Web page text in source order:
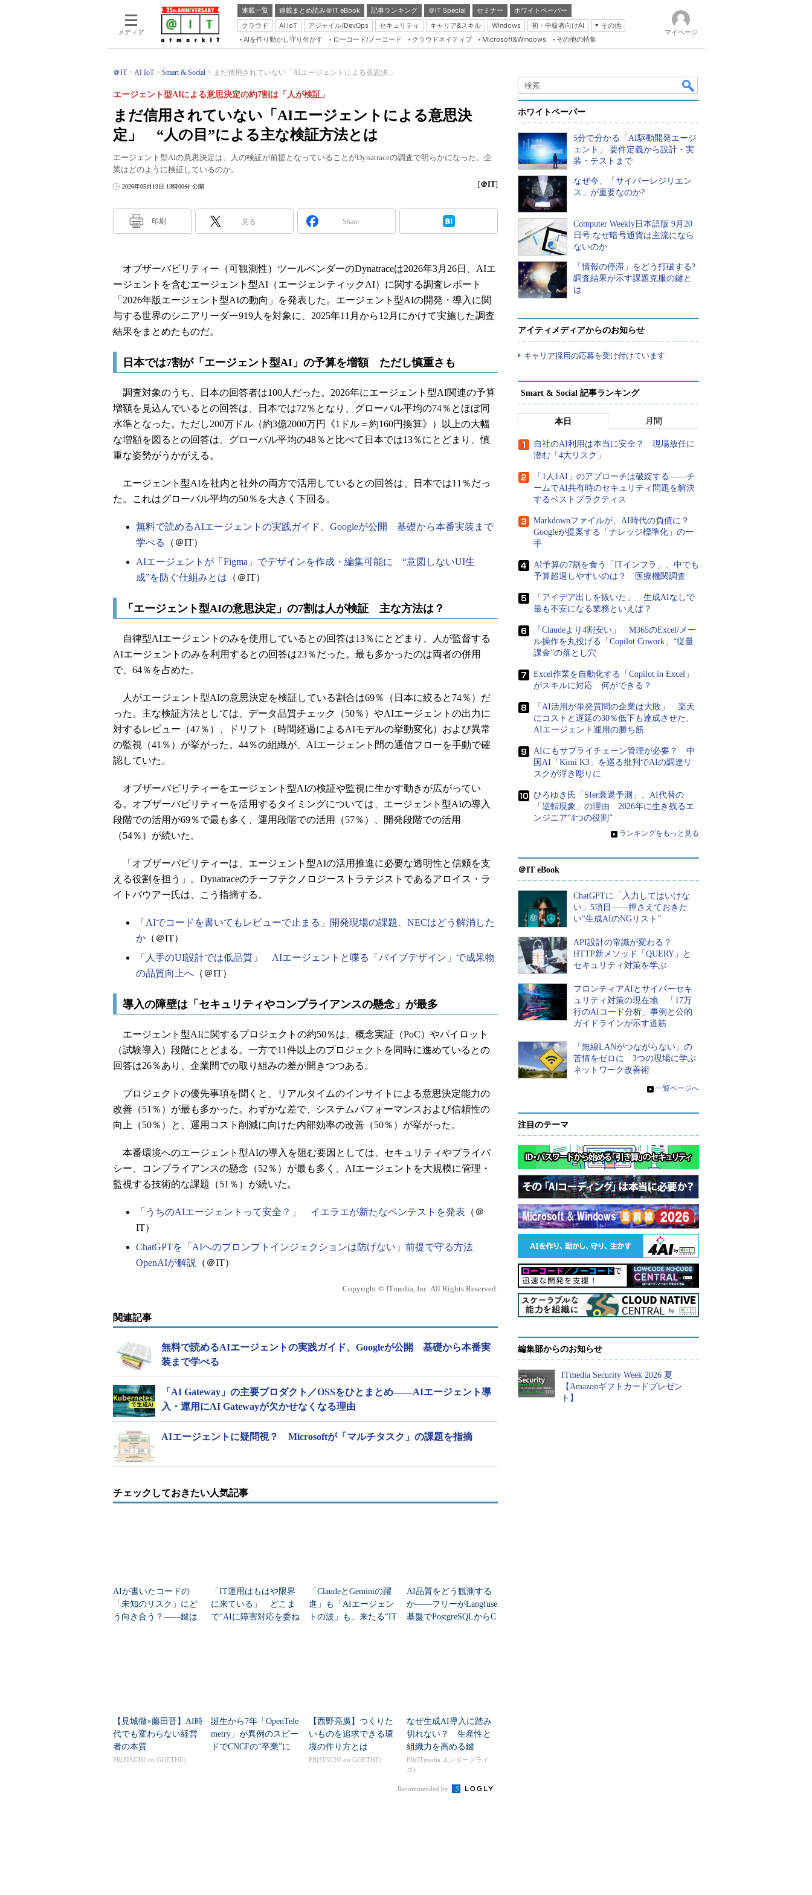
メディア
連載一覧 連載まとめ読み＠IT eBook 記事ランキング ＠IT Special セミナー
ホワイトペーパー
クラウド
AI IoT アジャイル/DevOps セキュリティ キャリア&スキル Windows 初・中級者向けAI
その他
Server & Storage
Database Expert
Linux ＆ OSS
Master of IP Network
Security & Trust
AIを作り動かし守り生かす ローコード/ノーコード クラウドネイティブ Microsoft&Windows その他の特集
マイページ
＠IT AI IoT Smart & Social まだ信用されていない「AIエージェントによる意思決...
まだ信用されていない「AIエージェントによる意思決
定」 “人の目”による主な検証方法とは
エージェント型AIによる意思決定の約7割は「人が検証」
エージェント型AIの意思決定は、人の検証が前提となっていることがDynatraceの調査で明らかになった。企
業はどのように検証しているのか。
2026年05月13日 13時00分 公開 [＠IT]
印刷 見る Share
オブザーバビリティー（可観測性）ツールベンダーのDynatraceは2026年3月26日、AIエ
ージェントを含むエージェント型AI（エージェンティックAI）に関する調査レポート
「2026年版エージェント型AIの動向」を発表した。エージェント型AIの開発・導入に関
与する世界のシニアリーダー919人を対象に、2025年11月から12月にかけて実施した調査
結果をまとめたものだ。
日本では7割が「エージェント型AI」の予算を増額 ただし慎重さも
調査対象のうち、日本の回答者は100人だった。2026年にエージェント型AI関連の予算
増額を見込んでいるとの回答は、日本では72％となり、グローバル平均の74％とほぼ同
水準となった。ただし200万ドル（約3億2000万円《1ドル＝約160円換算》）以上の大幅
な増額を図るとの回答は、グローバル平均の48％と比べて日本では13％にとどまり、慎
重な姿勢がうかがえる。
エージェント型AIを社内と社外の両方で活用しているとの回答は、日本では11％だっ
た。これはグローバル平均の50％を大きく下回る。
無料で読めるAIエージェントの実践ガイド、Googleが公開 基礎から本番実装まで
学べる
（＠IT）
AIエージェントが「Figma」でデザインを作成・編集可能に “意図しないUI生
成”を防ぐ仕組みとは （＠IT）
「エージェント型AIの意思決定」の7割は人が検証 主な方法は？
自律型AIエージェントのみを使用しているとの回答は13％にとどまり、人が監督する
AIエージェントのみを利用するとの回答は23％だった。最も多かったのは両者の併用
で、64％を占めた。
人がエージェント型AIの意思決定を検証している割合は69％（日本に絞ると74％）だ
った。主な検証方法としては、データ品質チェック（50％）やAIエージェントの出力に
対するレビュー（47％）、ドリフト（時間経過によるAIモデルの挙動変化）および異常
の監視（41％）が挙がった。44％の組織が、AIエージェント間の通信フローを手動で確
認していた。
オブザーバビリティーをエージェント型AIの検証や監視に生かす動きが広がってい
る。オブザーバビリティーを活用するタイミングについては、エージェント型AIの導入
段階での活用が69％で最も多く、運用段階での活用（57％）、開発段階での活用
（54％）が続いた。
「オブザーバビリティーは、エージェント型AIの活用推進に必要な透明性と信頼を支
える役割を担う」。Dynatraceのチーフテクノロジーストラテジストであるアロイス・ラ
イトバウアー氏は、こう指摘する。
「AIでコードを書いてもレビューで止まる」開発現場の課題、NECはどう解消した
か （＠IT）
「人手のUI設計では低品質」 AIエージェントと喋る「バイブデザイン」で成果物
の品質向上へ （＠IT）
導入の障壁は「セキュリティやコンプライアンスの懸念」が最多
エージェント型AIに関するプロジェクトの約50％は、概念実証（PoC）やパイロット
（試験導入）段階にとどまる。一方で11件以上のプロジェクトを同時に進めているとの
回答は26％あり、企業間での取り組みの差が開きつつある。
プロジェクトの優先事項を聞くと、リアルタイムのインサイトによる意思決定能力の
改善（51％）が最も多かった。わずかな差で、システムパフォーマンスおよび信頼性の
向上（50％）と、運用コスト削減に向けた内部効率の改善（50％）が挙がった。
本番環境へのエージェント型AIの導入を阻む要因としては、セキュリティやプライバ
シー、コンプライアンスの懸念（52％）が最も多く、AIエージェントを大規模に管理・
監視する技術的な課題（51％）が続いた。
「うちのAIエージェントって安全？」 イエラエが新たなペンテストを発表 （＠
IT）
ChatGPTを「AIへのプロンプトインジェクションは防げない」前提で守る方法
OpenAIが解説
（＠IT）
Copyright © ITmedia, Inc. All Rights Reserved.
関連記事
無料で読めるAIエージェントの実践ガイド、Googleが公開 基礎から本番実
装まで学べる
「AI Gateway」の主要プロダクト／OSSをひとまとめ――AIエージェント導
入・運用にAI Gatewayが欠かせなくなる理由
AIエージェントに疑問視？ Microsoftが「マルチタスク」の課題を指摘
チェックしておきたい人気記事
AIが書いたコードの
「未知のリスク」にど
う向き合う？――鍵は
「IT運用はもはや限界
に来ている」 どこま
で“AIに障害対応を委ね
「ClaudeとGeminiの躍
進」も「AIエージェン
トの波」も、来たる“IT
AI品質をどう観測する
か――フリーがLangfuse
基盤でPostgreSQLからC
【見城徹×藤田晋】AI時
代でも変わらない経営
者の本質
PR(FINCHI on GOETHE)
誕生から7年「OpenTele
metry」が異例のスピー
ドでCNCFの“卒業”に
【西野亮廣】つくりた
いものを追求できる環
境の作り方とは
PR(FINCHI on GOETHE)
なぜ生成AI導入に踏み
切れない？ 生産性と
組織力を高める鍵
PR(ITmedia エンタープライ
ズ)
Recommended by
ホワイトペーパー
5分で分かる「AI駆動開発エージ
ェント」 要件定義から設計・実
装・テストまで
なぜ今、「サイバーレジリエン
ス」が重要なのか?
Computer Weekly日本語版 9月20
日号:なぜ暗号通貨は主流になら
ないのか
「情報の停滞」をどう打破する?
調査結果が示す課題克服の鍵と
は
アイティメディアからのお知らせ
キャリア採用の応募を受け付けています
Smart & Social 記事ランキング
本日 月間
自社のAI利用は本当に安全？ 現場放任に
潜む「4大リスク」
「1人1AI」のアプローチは破綻する――チ
ームでAI共有時のセキュリティ問題を解決
するベストプラクティス
Markdownファイルが、AI時代の負債に？
Googleが提案する「ナレッジ標準化」の一
手
AI予算の7割を食う「ITインフラ」、中でも
予算超過しやすいのは？ 医療機関調査
「アイデア出しを抜いた」 生成AIなしで
最も不安になる業務といえば？
「Claudeより4割安い」 M365のExcel/メー
ル操作を丸投げる「Copilot Cowork」“従量
課金”の落とし穴
Excel作業を自動化する「Copilot in Excel」
がスキルに対応 何ができる？
「AI活用が単発質問の企業は大敗」 楽天
にコストと遅延の30％低下も達成させた、
AIエージェント運用の勝ち筋
AIにもサプライチェーン管理が必要？ 中
国AI「Kimi K3」を巡る批判でAIの調達リ
スクが浮き彫りに
ひろゆき氏「SIer衰退予測」、AI代替の
「逆転現象」の理由 2026年に生き残るエ
ンジニア“4つの役割”
» ランキングをもっと見る
＠IT eBook
ChatGPTに「入力してはいけな
い」5項目――押さえておきた
い“生成AIのNGリスト”
API設計の常識が変わる？
HTTP新メソッド「QUERY」と
セキュリティ対策を学ぶ
フロンティアAIとサイバーセキ
ュリティ対策の現在地 「17万
行のAIコード分析」事例と公的
ガイドラインが示す道筋
「無線LANがつながらない」の
苦情をゼロに 3つの現場に学ぶ
ネットワーク改善術
» 一覧ページへ
注目のテーマ
編集部からのお知らせ
ITmedia Security Week 2026 夏
【Amazonギフトカードプレゼン
ト】